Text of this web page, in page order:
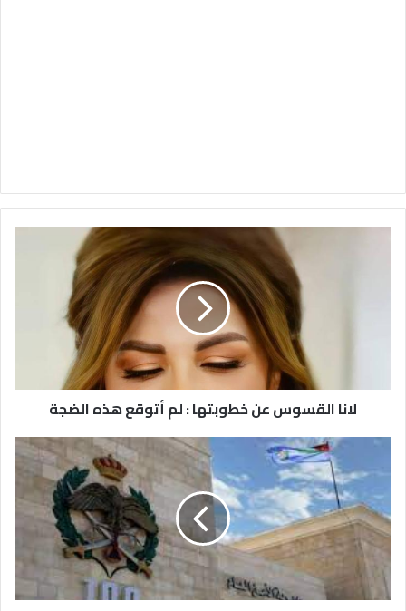
الضجة
لانا القسوس عن خطوبتها : لم أتوقع هذه الضجة
البحث
يكشف
زيف
ادّعاء
شخص
اختلق
قضية
تعرّضه